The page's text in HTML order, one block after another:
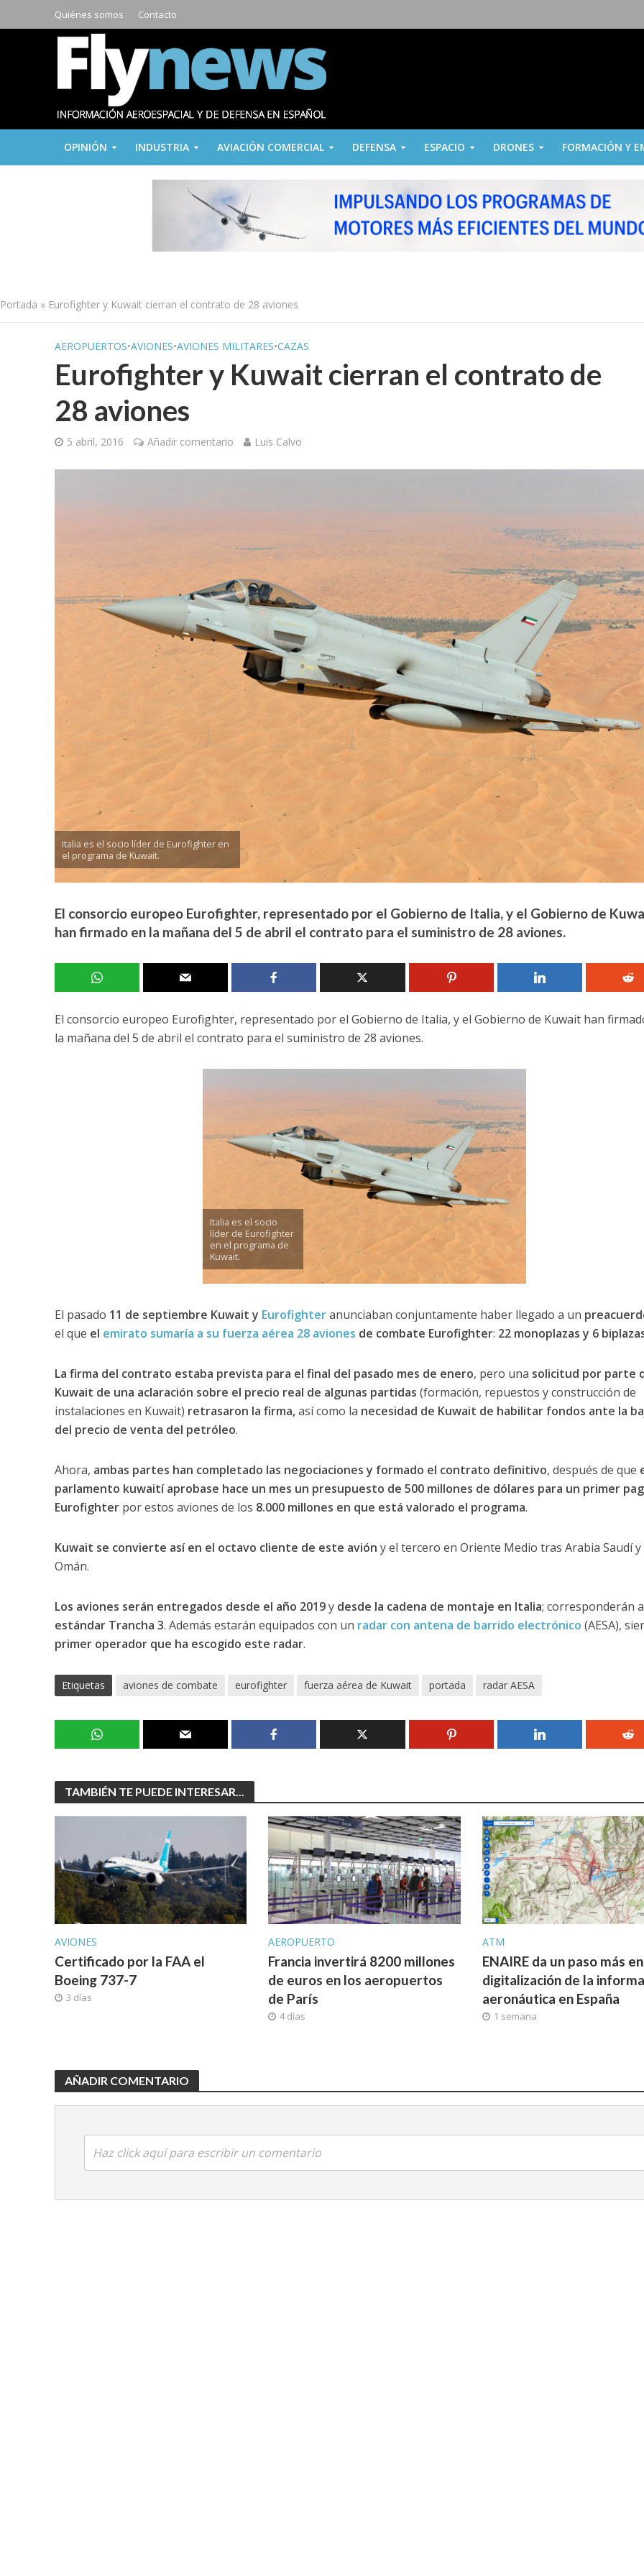
Quiénes somos Contacto
OPINIÓN INDUSTRIA AVIACIÓN COMERCIAL DEFENSA ESPACIO DRONES FORMACIÓN Y
Portada » Eurofighter y Kuwait cierran el contrato de 28 aviones
AEROPUERTOS•AVIONES•AVIONES MILITARES•CAZAS
Eurofighter y Kuwait cierran el contrato de
28 aviones
5 abril, 2016 Añadir comentario Luis Calvo
Italia es el socio líder de Eurofighter en
el programa de Kuwait.
El consorcio europeo Eurofighter, representado por el Gobierno de Italia, y el Gobierno de
han firmado en la mañana del 5 de abril el contrato para el suministro de 28 aviones.
El consorcio europeo Eurofighter, representado por el Gobierno de Italia, y el Gobierno de Kuwait han
la mañana del 5 de abril el contrato para el suministro de 28 aviones.
Italia es el socio
líder de Eurofighter
en el programa de
Kuwait.
El pasado 11 de septiembre Kuwait y Eurofighteranunciaban conjuntamente haber llegado a un
el que el emirato sumaría a su fuerza aérea 28 aviones de combate Eurofighter: 22 monoplazas y 6
La firma del contrato estaba prevista para el final del pasado mes de enero, pero una solicitud por parte
Kuwait de una aclaración sobre el precio real de algunas partidas (formación, repuestos y construcción de
instalaciones en Kuwait) retrasaron la firma,así como la necesidad de Kuwait de habilitar fondos ante la
del precio de venta del petróleo.
Ahora, ambas partes han completado las negociaciones y formado el contrato definitivo, después de que
parlamento kuwaití aprobase hace un mes un presupuesto de 500 millones de dólares para un primer
Eurofighterpor estos aviones de los 8.000 millones en que está valorado el programa.
Kuwait se convierte así en el octavo cliente de este avión y el tercero en Oriente Medio tras Arabia Saudí y
Omán.
Los aviones serán entregados desde el año 2019y desde la cadena de montaje en Italia; corresponderán
estándar Trancha 3. Además estarán equipados con un radar con antena de barrido electrónico (AESA),
primer operador que ha escogido este radar.
Etiquetas aviones de combate eurofighter fuerza aérea de Kuwait portada radar AESA
TAMBIÉN TE PUEDE INTERESAR...
AVIONES
Certificado por la FAA el
Boeing 737-7
3 días
AEROPUERTO
Francia invertirá 8200 millones
de euros en los aeropuertos
de París
4 días
ATM
ENAIRE da un paso más
digitalización de la
aeronáutica en España
1 semana
AÑADIR COMENTARIO
Haz click aquí para escribir un comentario